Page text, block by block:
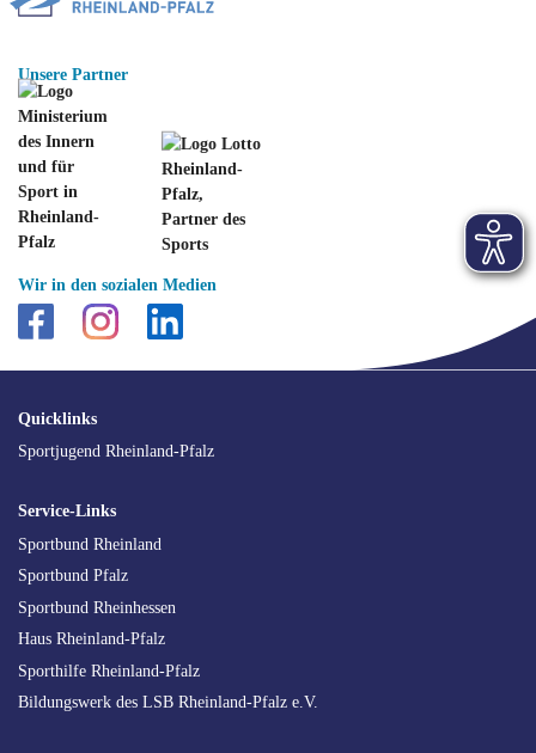
Unsere Partner
Wir in den sozialen Medien
SEO
Navigation
Quicklinks
Sportjugend Rheinland-Pfalz
Service-Links
Sportbund Rheinland
Sportbund Pfalz
Sportbund Rheinhessen
Haus Rheinland-Pfalz
Sporthilfe Rheinland-Pfalz
Bildungswerk des LSB Rheinland-Pfalz e.V.